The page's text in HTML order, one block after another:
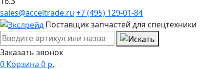
sales@acceltrade.ru +7 (495) 129-01-84
Поставщик запчастей для спецтехники
Заказать звонок
0 Корзина 0 р.